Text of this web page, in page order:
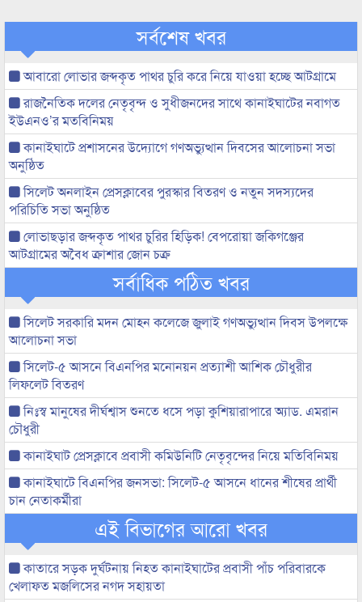
সর্বশেষ খবর
আবারো লোভার জব্দকৃত পাথর চুরি করে নিয়ে যাওয়া হচ্ছে আটগ্রামে
রাজনৈতিক দলের নেতৃবৃন্দ ও সুধীজনদের সাথে কানাইঘাটের নবাগত
ইউএনও’র মতবিনিময়
কানাইঘাটে প্রশাসনের উদ্যোগে গণঅভ্যুত্থান দিবসের আলোচনা সভা
অনুষ্ঠিত
সিলেট অনলাইন প্রেসক্লাবের পুরস্কার বিতরণ ও নতুন সদস্যদের
পরিচিতি সভা অনুষ্ঠিত
লোভাছড়ার জব্দকৃত পাথর চুরির হিড়িক! বেপরোয়া জকিগঞ্জের
আটগ্রামের অবৈধ ক্রাশার জোন চক্র
সর্বাধিক পঠিত খবর
সিলেট সরকারি মদন মোহন কলেজে জুলাই গণঅভ্যুত্থান দিবস উপলক্ষে
আলোচনা সভা
সিলেট-৫ আসনে বিএনপির মনোনয়ন প্রত্যাশী আশিক চৌধুরীর
লিফলেট বিতরণ
নিঃস্ব মানুষের দীর্ঘশ্বাস শুনতে ধসে পড়া কুশিয়ারাপারে অ্যাড. এমরান
চৌধুরী
কানাইঘাট প্রেসক্লাবে প্রবাসী কমিউনিটি নেতৃবৃন্দের নিয়ে মতিবিনিময়
কানাইঘাটে বিএনপির জনসভা: সিলেট-৫ আসনে ধানের শীষের প্রার্থী
চান নেতাকর্মীরা
এই বিভাগের আরো খবর
কাতারে সড়ক দুর্ঘটনায় নিহত কানাইঘাটের প্রবাসী পাঁচ পরিবারকে
খেলাফত মজলিসের নগদ সহায়তা